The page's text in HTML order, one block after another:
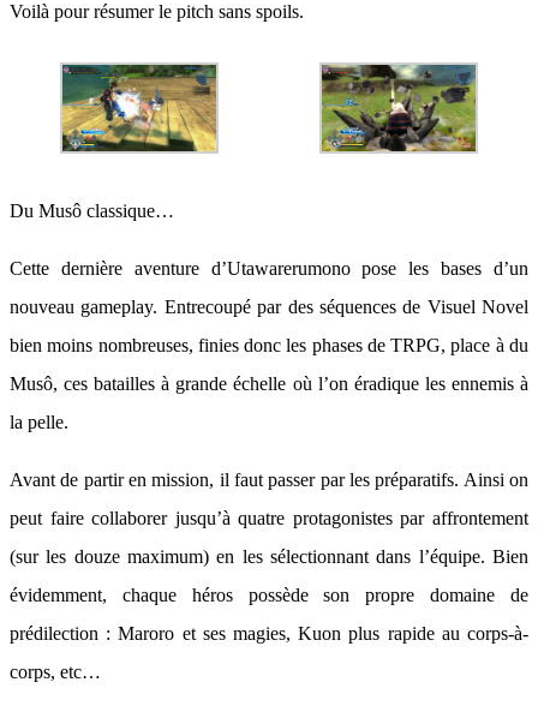
Voilà pour résumer le pitch sans spoils.
Du Musô classique…
Cette dernière aventure d’Utawarerumono pose les bases d’un
nouveau gameplay. Entrecoupé par des séquences de Visuel Novel
bien moins nombreuses, finies donc les phases de TRPG, place à du
Musô, ces batailles à grande échelle où l’on éradique les ennemis à
la pelle.
Avant de partir en mission, il faut passer par les préparatifs. Ainsi on
peut faire collaborer jusqu’à quatre protagonistes par affrontement
(sur les douze maximum) en les sélectionnant dans l’équipe. Bien
évidemment, chaque héros possède son propre domaine de
prédilection : Maroro et ses magies, Kuon plus rapide au corps-à-
corps, etc…